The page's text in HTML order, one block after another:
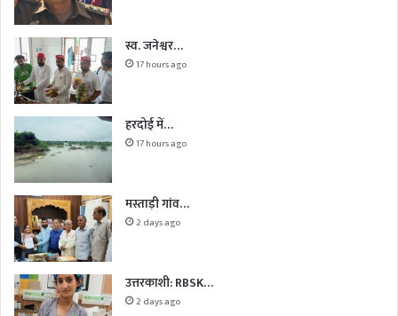
स्व. जनेश्वर…
17 hours ago
हरदोई में…
17 hours ago
मस्ताड़ी गांव…
2 days ago
उत्तरकाशी: RBSK…
2 days ago